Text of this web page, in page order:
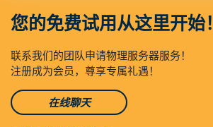
您的免费试用从这里开始！
联系我们的团队申请物理服务器服务！
注册成为会员，尊享专属礼遇！
在线聊天